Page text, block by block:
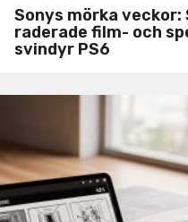
Sonys mörka
raderade film- och
svindyr PS6